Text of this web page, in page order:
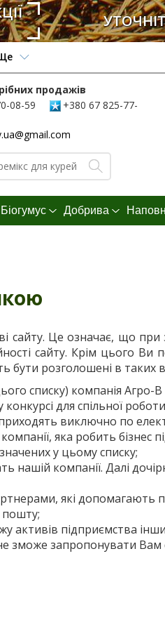
продажів
08-59
+380 67 825-77-
Біогумус Добрива
сайту. Це означає, що при
сайту. Крім цього Ви
бути розголошені в таких
списку) компанія Агро-
для спільної
виключно по
яка робить бізнес
у цьому списку;
компанії. Далі
які
активів підприємства
зможе запропонувати Вам